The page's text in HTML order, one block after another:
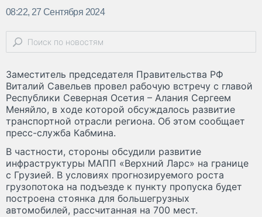
08:22, 27 Сентября 2024
Заместитель председателя Правительства РФ
Виталий Савельев провел рабочую встречу с главой
Республики Северная Осетия – Алания Сергеем
Меняйло, в ходе которой обсуждалось развитие
транспортной отрасли региона. Об этом сообщает
пресс-служба Кабмина.
В частности, стороны обсудили развитие
инфраструктуры МАПП «Верхний Ларс» на границе
с Грузией. В условиях прогнозируемого роста
грузопотока на подъезде к пункту пропуска будет
построена стоянка для большегрузных
автомобилей, рассчитанная на 700 мест.